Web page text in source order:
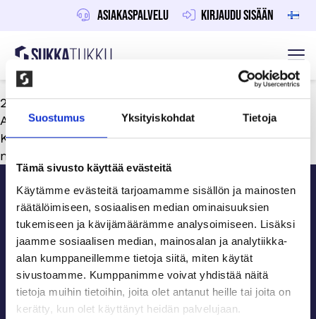
Suostumus Yksityiskohdat Tietoja
Tämä sivusto käyttää evästeitä
Käytämme evästeitä tarjoamamme sisällön ja mainosten
räätälöimiseen, sosiaalisen median ominaisuuksien
tukemiseen ja kävijämäärämme analysoimiseen. Lisäksi
jaamme sosiaalisen median, mainosalan ja analytiikka-
alan kumppaneillemme tietoja siitä, miten käytät
sivustoamme. Kumppanimme voivat yhdistää näitä
tietoja muihin tietoihin, joita olet antanut heille tai joita on
kerätty, kun olet käyttänyt heidän palvelujaan.
Asiakaspalvelu Kirjaudu sisään
Sukkatukku
26 kesäkuun, 2024
Av
Toni Saarinen
Käytämme vain sertifioitua mulesing-vapaata
merinovillaa tuotteissamme.
Sidfot
ASIAKASPALVELU
Tilaa ilmainen info!